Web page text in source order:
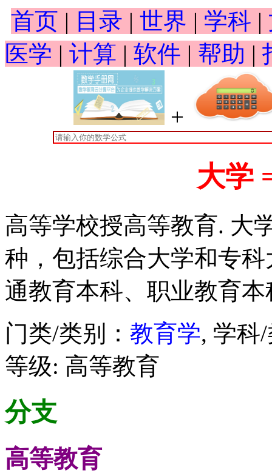
首页 | 目录 | 世界 | 学科 |
医学 | 计算 | 软件 | 帮助 |
+
大学
高等学校授高等教育. 大
种，包括综合大学和专
通教育本科、职业教育
门类/类别： 教育学, 学科
等级: 高等教育
分支
高等教育